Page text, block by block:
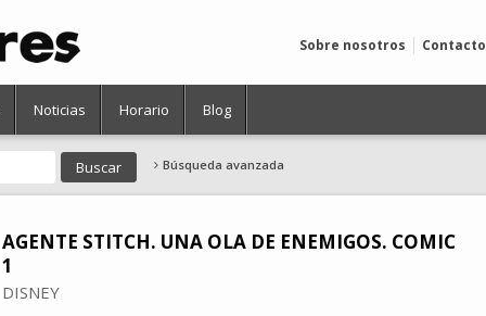
Sobre nosotros Contacto
Noticias Horario Blog
Búsqueda avanzada
AGENTE STITCH. UNA OLA DE ENEMIGOS. COMIC
1
DISNEY